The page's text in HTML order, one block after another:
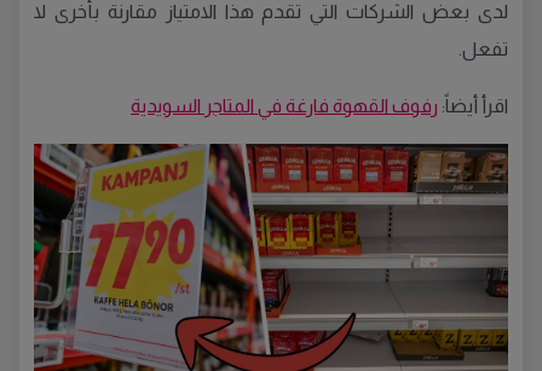
لدى بعض الشركات التي تقدم هذا الامتياز مقارنة بأخرى لا
تفعل.
اقرأ أيضاً: رفوف القهوة فارغة في المتاجر السويدية